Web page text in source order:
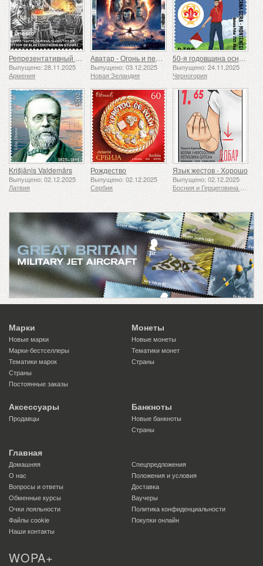
Репрезентативный список нематериального культурного наследия человечества ЮНЕСКО — Традиция кузнечного дела в Гюмри
Выпущено: 28.11.2025
Армения
Аватар - Огонь и пепел
Выпущено: 03.12.2025
Новая Зеландия
50-я годовщина основания Ассоциации скаутов «24 ноября»
Выпущено: 24.11.2025
Черногория
Krišjānis Valdemārs
Выпущено: 02.12.2025
Латвия
Рождество
Выпущено: 02.12.2025
Сербия
Язык жестов - Хорошо
Выпущено: 02.12.2025
Марки
Новые марки
Марки-бестселлеры
Тематики марок
Страны
Постоянные заказы
Монеты
Новые монеты
Тематики монет
Страны
Аксессуары
Продавцы
Банкноты
Новые банкноты
Страны
Главная
Домашняя
Спецпредложения
О нас
Положения и условия
Вопросы и ответы
Доставка
Обменные курсы
Ваучеры
Очки лояльности
Политика конфиденциальности
Файлы сookie
Покупки онлайн
Наши контакты
WOPA+